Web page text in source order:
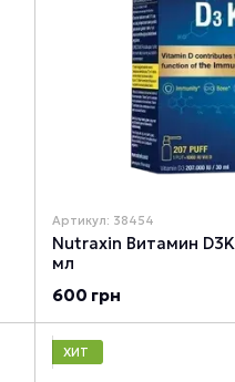
Артикул: 38454
Nutraxin Витамин
мл
600 грн
ХИТ